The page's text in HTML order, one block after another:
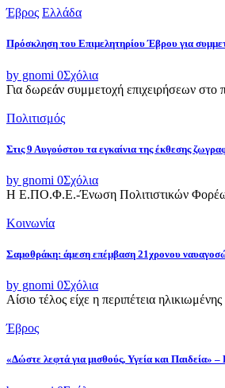
Έβρος Ελλάδα
Πρόσκληση του Επιμελητηρίου Έβρου για
by gnomi 0Σχόλια
Για δωρεάν συμμετοχή επιχειρήσεων στο
Πολιτισμός
Στις 9 Αυγούστου τα εγκαίνια της έκθεσης
by gnomi 0Σχόλια
Η Ε.ΠΟ.Φ.Ε.-Ένωση Πολιτιστικών Φορέων
Κοινωνία
Σαμοθράκη: άμεση επέμβαση 21χρονου
by gnomi 0Σχόλια
Αίσιο τέλος είχε η περιπέτεια
Έβρος
«Δώστε λεφτά για μισθούς, Υγεία και Παιδεία»